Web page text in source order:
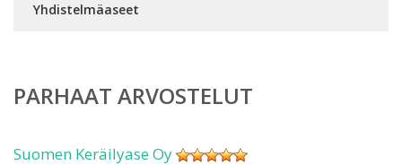
Yhdistelmäaseet
PARHAAT ARVOSTELUT
Suomen Keräilyase Oy